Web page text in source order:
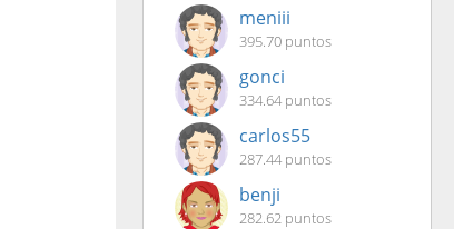
meniii
395.70 puntos
gonci
334.64 puntos
carlos55
287.44 puntos
benji
282.62 puntos